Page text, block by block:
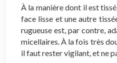
À la manière dont il est
face lisse et une autre
rugueuse est, par contre,
micellaires. À la fois très
il faut rester vigilant, et ne